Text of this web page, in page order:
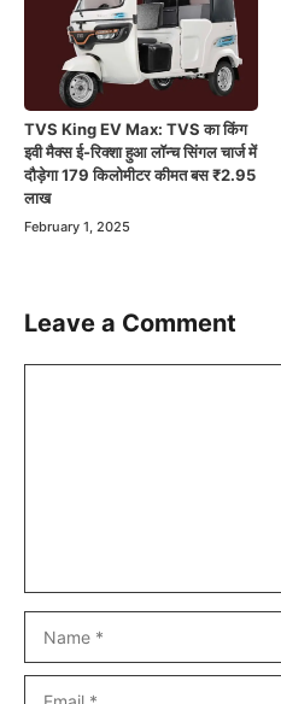
TVS King EV Max: TVS का किंग
इवी मैक्स ई-रिक्शा हुआ लॉन्च सिंगल चार्ज में
दौड़ेगा 179 किलोमीटर कीमत बस ₹2.95
लाख
February 1, 2025
Leave a Comment